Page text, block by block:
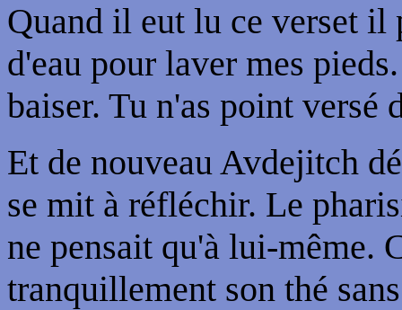
Quand il eut lu ce verset il
d'eau pour laver mes
baiser. Tu n'as point versé
Et de nouveau Avdejitch
se mit à réfléchir. Le
ne pensait qu'à lui-même.
tranquillement son thé